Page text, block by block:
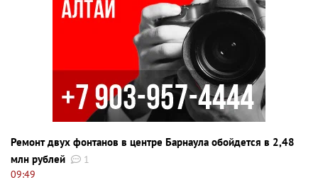
Ремонт двух фонтанов в центре Барнаула обойдется в 2,48
млн рублей
1
09:49